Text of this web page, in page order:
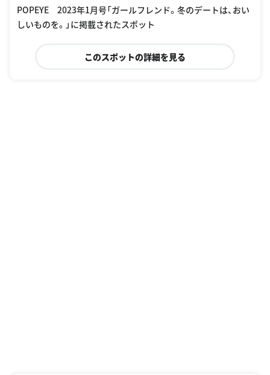
POPEYE 2023年1月号「ガールフレンド。冬のデートは、おい
しいものを。」に掲載されたスポット
このスポットの詳細を見る